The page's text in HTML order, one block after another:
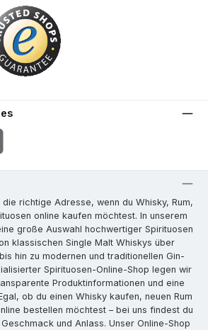
richtige Adresse, wenn du Whisky, Rum,
online kaufen möchtest. In unserem
große Auswahl hochwertiger Spirituosen
klassischen Single Malt Whiskys über
hin zu modernen und traditionellen Gin-
Spirituosen-Online-Shop legen wir
Produktinformationen und eine
ob du einen Whisky kaufen, neuen Rum
bestellen möchtest – bei uns findest du
und Anlass. Unser Online-Shop